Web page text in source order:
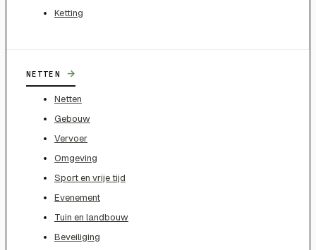
Ketting
NETTEN →
Netten
Gebouw
Vervoer
Omgeving
Sport en vrije tijd
Evenement
Tuin en landbouw
Beveiliging